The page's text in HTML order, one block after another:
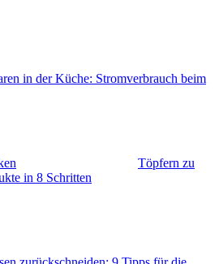
in der Küche: Stromverbrauch beim
Töpfern zu
in 8 Schritten